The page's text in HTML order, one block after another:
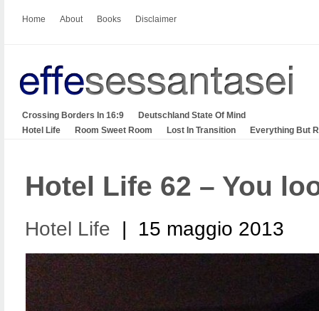
Home About Books Disclaimer
Crossing Borders In 16:9
Deutschland State Of Mind
Hotel Life
Room Sweet Room Lost In Transition Everything But
Hotel Life 62 – You
Hotel Life | 15 maggio 2013